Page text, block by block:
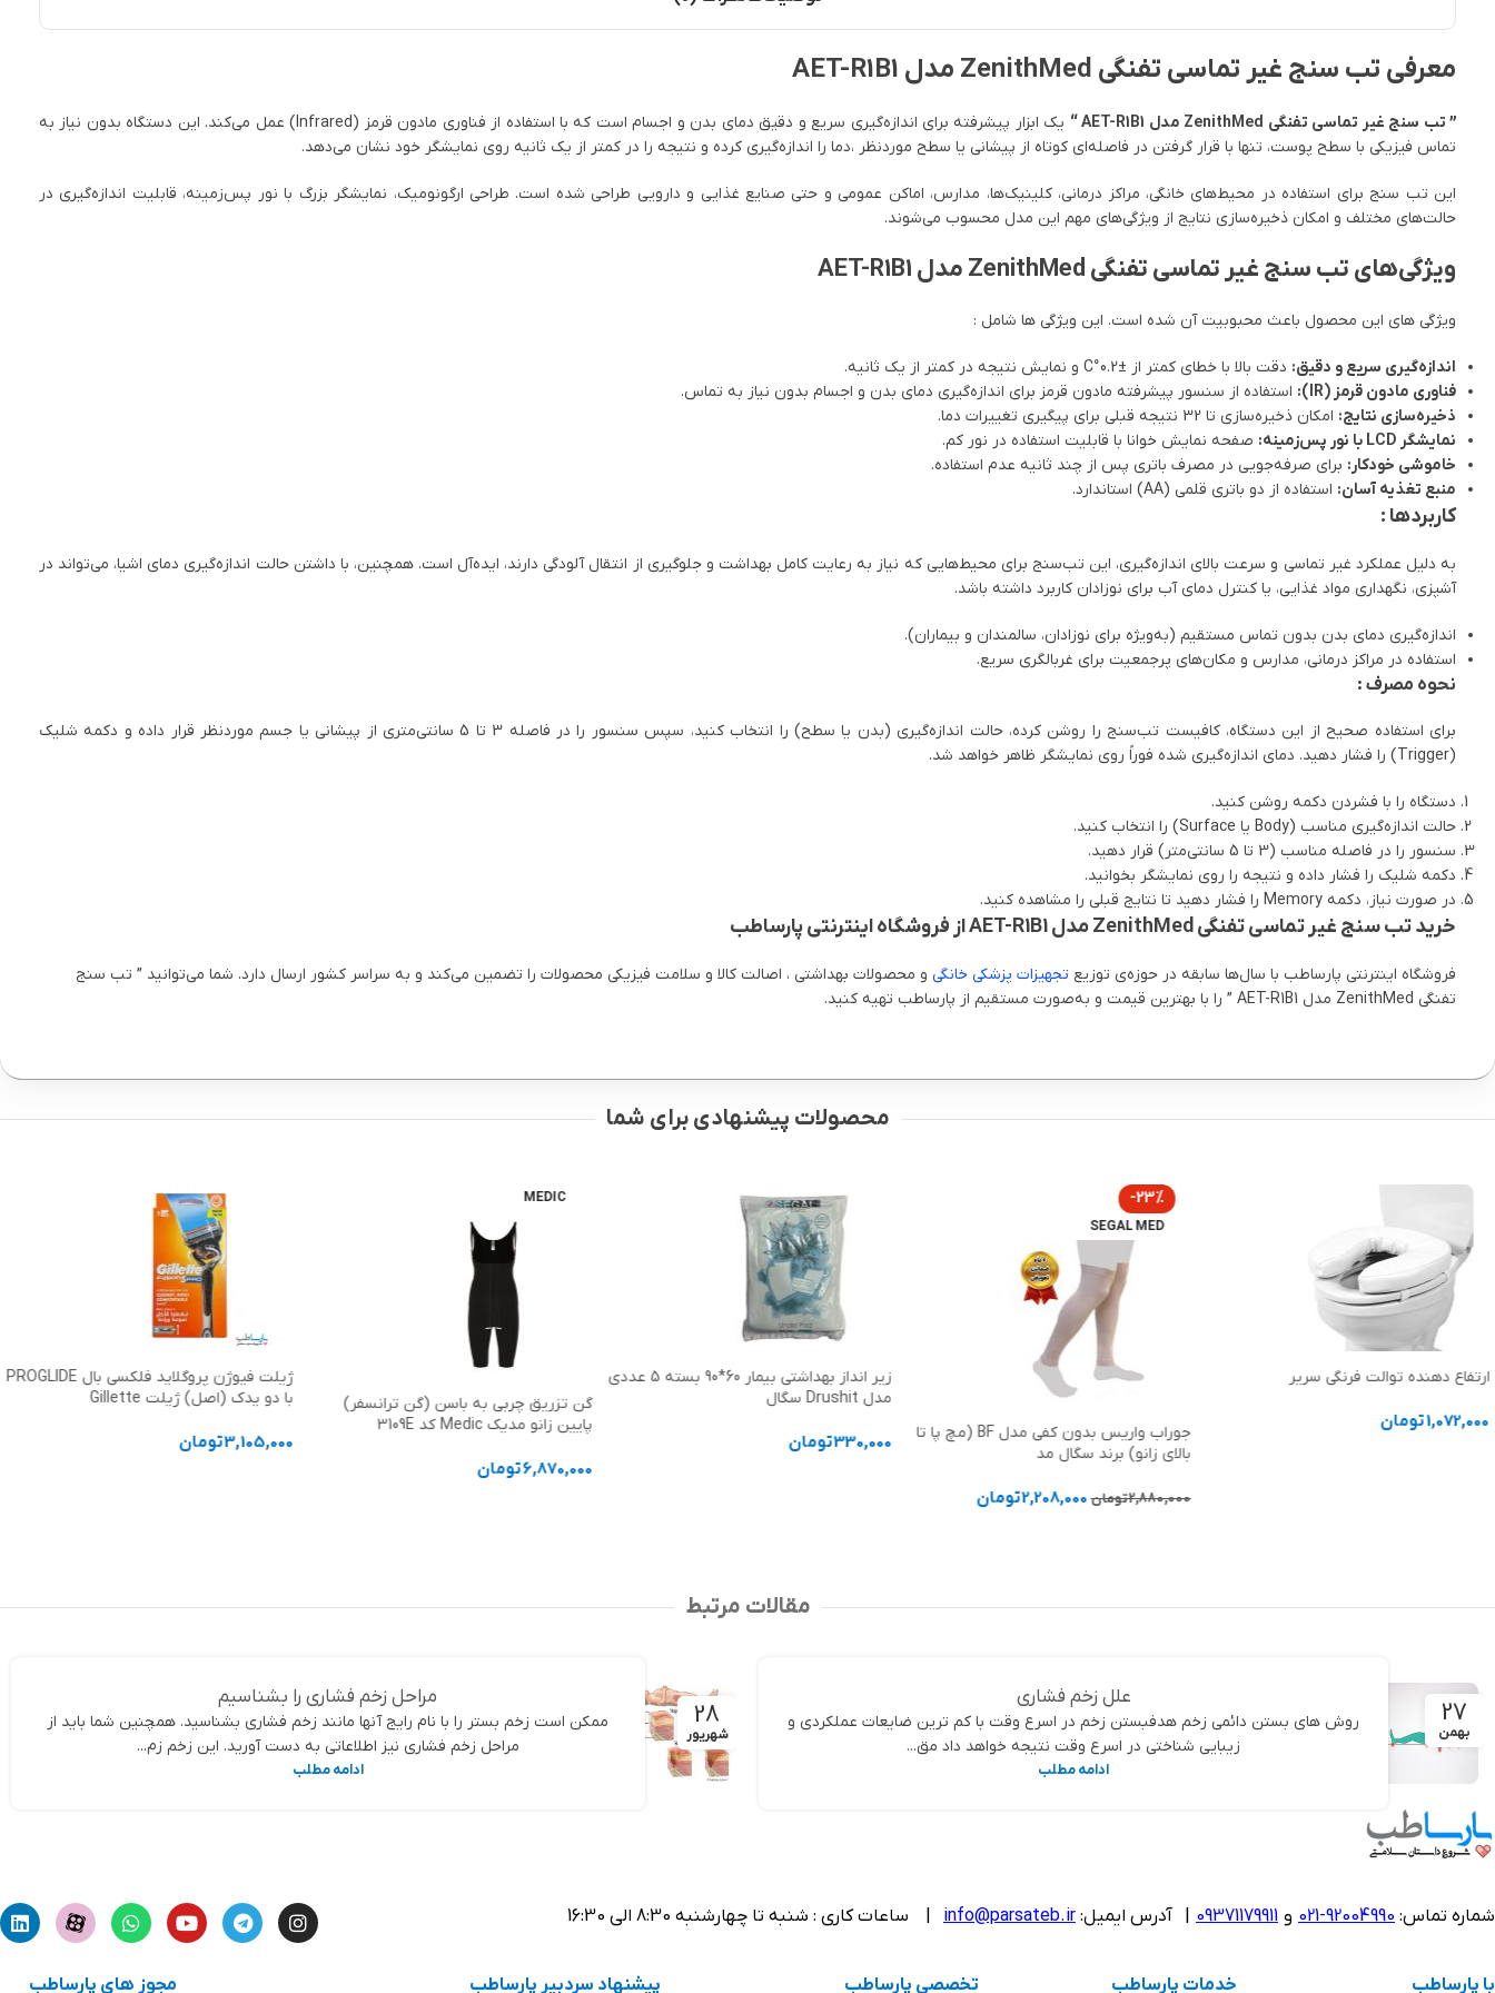
معرفی تب سنج غیر تماسی تفنگی ZenithMed مدل AET-R1B1
” تب سنج غیر تماسی تفنگی ZenithMed مدل AET-R1B1 “
یک ابزار پیشرفته برای اندازه‌گیری سریع و دقیق دمای بدن و اجسام است که با استفاده از فناوری مادون قرمز (Infrared) عمل می‌کند. این دستگاه بدون نیاز به
تماس فیزیکی با سطح پوست، تنها با قرار گرفتن در فاصله‌ای کوتاه از پیشانی یا سطح موردنظر ،دما را اندازه‌گیری کرده و نتیجه را در کمتر از یک ثانیه روی نمایشگر خود نشان می‌دهد.
این تب‌ سنج برای استفاده در محیط‌های خانگی، مراکز درمانی، کلینیک‌ها، مدارس، اماکن عمومی و حتی صنایع غذایی و دارویی طراحی شده است. طراحی ارگونومیک، نمایشگر بزرگ با نور پس‌زمینه، قابلیت اندازه‌گیری در
حالت‌های مختلف و امکان ذخیره‌سازی نتایج از ویژگی‌های مهم این مدل محسوب می‌شوند.
ویژگی‌های تب سنج غیر تماسی تفنگی ZenithMed مدل AET-R1B1
ویژگی های این محصول باعث محبوبیت آن شده است. این ویژگی ها شامل :
اندازه‌گیری سریع و دقیق: دقت بالا با خطای کمتر از ±0.2°C و نمایش نتیجه در کمتر از یک ثانیه.
فناوری مادون قرمز (IR):
استفاده از سنسور پیشرفته مادون قرمز برای اندازه‌گیری دمای بدن و اجسام بدون نیاز به تماس.
ذخیره‌سازی نتایج: امکان ذخیره‌سازی تا 32 نتیجه قبلی برای پیگیری تغییرات دما.
نمایشگر LCD با نور پس‌زمینه:
صفحه نمایش خوانا با قابلیت استفاده در نور کم.
خاموشی خودکار: برای صرفه‌جویی در مصرف باتری پس از چند ثانیه عدم استفاده.
منبع تغذیه آسان: استفاده از دو باتری قلمی (AA) استاندارد.
کاربردها :
به دلیل عملکرد غیر تماسی و سرعت بالای اندازه‌گیری، این تب‌سنج برای محیط‌هایی که نیاز به رعایت کامل بهداشت و جلوگیری از انتقال آلودگی دارند، ایده‌آل است. همچنین، با داشتن حالت اندازه‌گیری دمای اشیا، می‌تواند در
آشپزی، نگهداری مواد غذایی، یا کنترل دمای آب برای نوزادان کاربرد داشته باشد.
اندازه‌گیری دمای بدن بدون تماس مستقیم (به‌ویژه برای نوزادان، سالمندان و بیماران).
استفاده در مراکز درمانی، مدارس و مکان‌های پرجمعیت برای غربالگری سریع.
نحوه مصرف :
برای استفاده صحیح از این دستگاه، کافیست تب‌سنج را روشن کرده، حالت اندازه‌گیری (بدن یا سطح) را انتخاب کنید، سپس سنسور را در فاصله 3 تا 5 سانتی‌متری از پیشانی یا جسم موردنظر قرار داده و دکمه شلیک
(Trigger) را فشار دهید. دمای اندازه‌گیری شده فوراً روی نمایشگر ظاهر خواهد شد.
دستگاه را با فشردن دکمه روشن کنید.
حالت اندازه‌گیری مناسب (Body یا Surface) را انتخاب کنید.
سنسور را در فاصله مناسب (3 تا 5 سانتی‌متر) قرار دهید.
دکمه شلیک را فشار داده و نتیجه را روی نمایشگر بخوانید.
در صورت نیاز، دکمه Memory را فشار دهید تا نتایج قبلی را مشاهده کنید.
خرید تب سنج غیر تماسی تفنگی ZenithMed مدل AET-R1B1 از فروشگاه اینترنتی پارساطب
فروشگاه اینترنتی پارساطب با سال‌ها سابقه در حوزه‌ی توزیع تجهیزات پزشکی خانگی و محصولات بهداشتی ، اصالت کالا و سلامت فیزیکی محصولات را تضمین می‌کند و به سراسر کشور ارسال دارد. شما می‌توانید ” تب سنج
تفنگی ZenithMed مدل AET-R1B1 ” را با بهترین قیمت و به‌صورت مستقیم از پارساطب تهیه کنید.
محصولات پیشنهادی برای شما
330,000تومان
MEDIC
گن تزریق چربی به باسن (گن ترانسفر)
با دو یدک (اصل) ژیلت Gillette
افزودن به سبد خرید
چسب پایه قابل اتساع بدون نیاز به برش
کانواتک
تماس بگیرید
مقالات مرتبط
27
بهمن
علل زخم فشاری
روش های بستن دائمی زخم هدفبستن زخم در اسرع وقت با کم ترین ضایعات عملکردی و
زیبایی شناختی در اسرع وقت نتیجه خواهد داد مق...
ادامه مطلب
28
شهریور
مراحل زخم فشاری را بشناسیم
ممکن است زخم بستر را با نام رایج آنها مانند زخم فشاری بشناسید. همچنین شما باید از
مراحل زخم فشاری نیز اطلاعاتی به دست آورید. این زخم زم...
ادامه مطلب
شماره تماس: 92004990-021 و 09371179911 آدرس ایمیل: info@parsateb.ir | ساعات کاری : شنبه تا چهارشنبه 8:30 الی 16:30
با پارساطب خدمات پارساطب تخصصی پارساطب پیشنهاد سردبیر پارساطب مجوز های پارساطب